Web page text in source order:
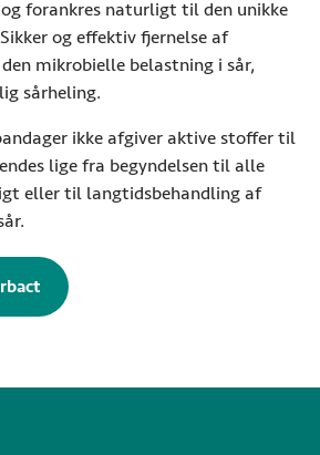
forankres naturligt til den unikke
og effektiv fjernelse af
mikrobielle belastning i sår,
sårheling.
ikke afgiver aktive stoffer til
lige fra begyndelsen til alle
eller til langtidsbehandling af